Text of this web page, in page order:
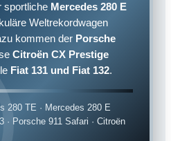
sportliche Mercedes 280 E
Weltrekordwagen
kommen der Porsche
Citroën CX Prestige
Fiat 131 und Fiat 132.
280 TE · Mercedes 280 E
· Porsche 911 Safari · Citroën